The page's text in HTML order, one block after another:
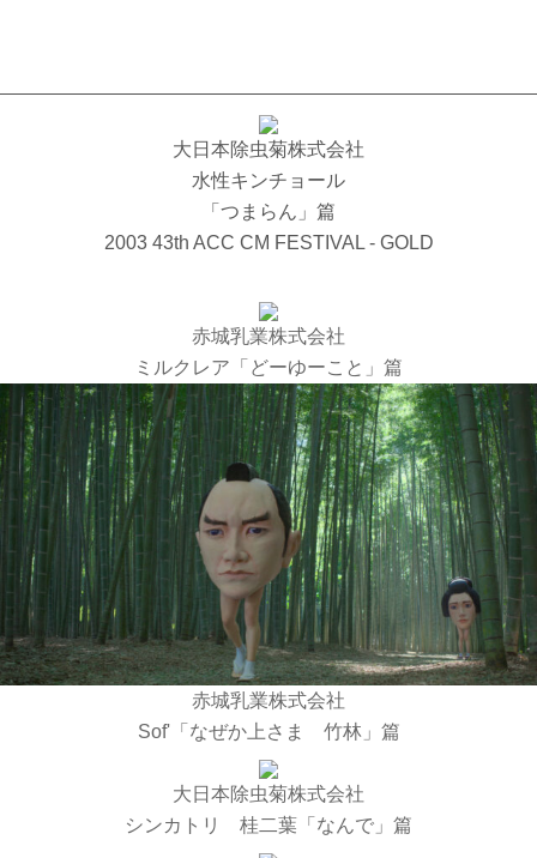
大日本除虫菊株式会社
水性キンチョール
「つまらん」篇
2003 43th ACC CM FESTIVAL - GOLD
赤城乳業株式会社
ミルクレア「どーゆーこと」篇
赤城乳業株式会社
Sof'「なぜか上さま 竹林」篇
大日本除虫菊株式会社
シンカトリ 桂二葉「なんで」篇